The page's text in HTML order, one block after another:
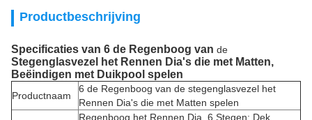
Productbeschrijving
Specificaties van 6 de Regenboog van de
Stegenglasvezel het Rennen Dia's die met Matten,
Beëindigen met Duikpool spelen
Productnaam
6 de Regenboog van de stegenglasvezel het
Rennen Dia's die met Matten spelen
Regenboog het Rennen Dia, 6 Stegen: Dek